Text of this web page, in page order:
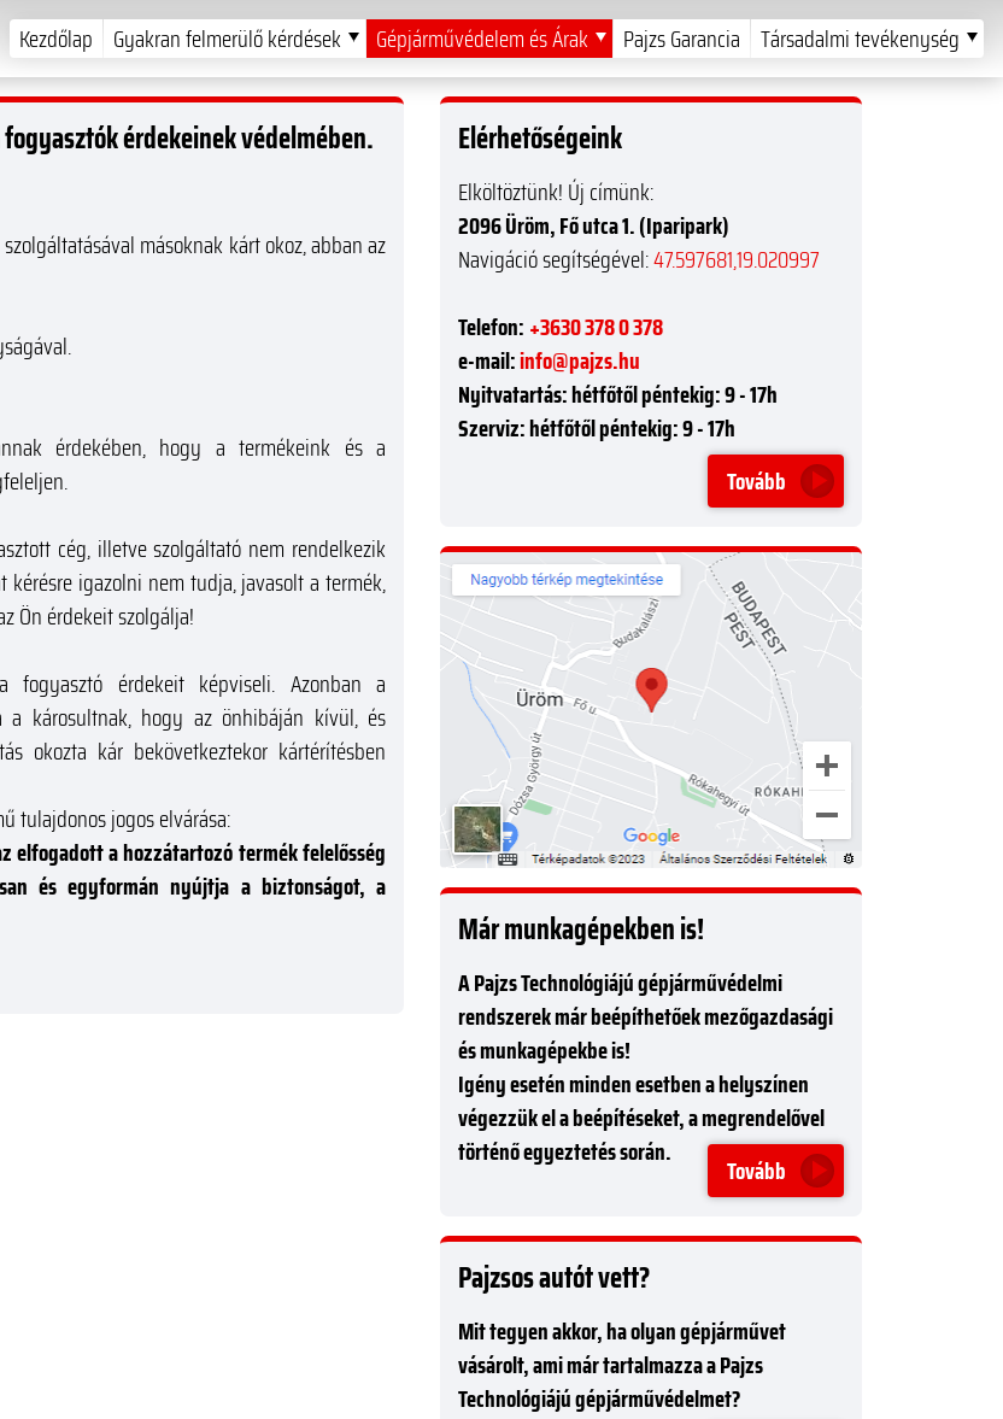
Kezdőlap Gyakran felmerülő kérdések Gépjárművédelem és Árak Pajzs Garancia Társadalmi tevékenység
érdekeinek védelmében.
másoknak kárt okoz, abban az
érdekében, hogy a termékeink és a
cég, illetve szolgáltató nem rendelkezik
igazolni nem tudja, javasolt a termék,
Ön érdekeit szolgálja!
fogyasztó érdekeit képviseli. Azonban a
a károsultnak, hogy az önhibáján kívül, és
okozta kár bekövetkeztekor kártérítésben
tulajdonos jogos elvárása:
elfogadott a hozzátartozó termék felelősség
és egyformán nyújtja a biztonságot, a
Elérhetőségeink
Elköltöztünk! Új címünk:
2096 Üröm, Fő utca 1. (Iparipark)
Navigáció segítségével:47.597681,19.020997
Telefon: +3630 378 0 378
e-mail:info@pajzs.hu
Nyitvatartás:hétfőtől péntekig: 9 - 17h
Szerviz:hétfőtől péntekig: 9 - 17h
Tovább
Már munkagépekben is!
A Pajzs Technológiájú gépjárművédelmi
rendszerek már beépíthetőek mezőgazdasági
és munkagépekbe is!
Igény esetén minden esetben a helyszínen
végezzük el a beépítéseket, a megrendelővel
történő egyeztetés során.
Tovább
Pajzsos autót vett?
Mit tegyen akkor, ha olyan gépjárművet
vásárolt, ami már tartalmazza a Pajzs
Technológiájú gépjárművédelmet?